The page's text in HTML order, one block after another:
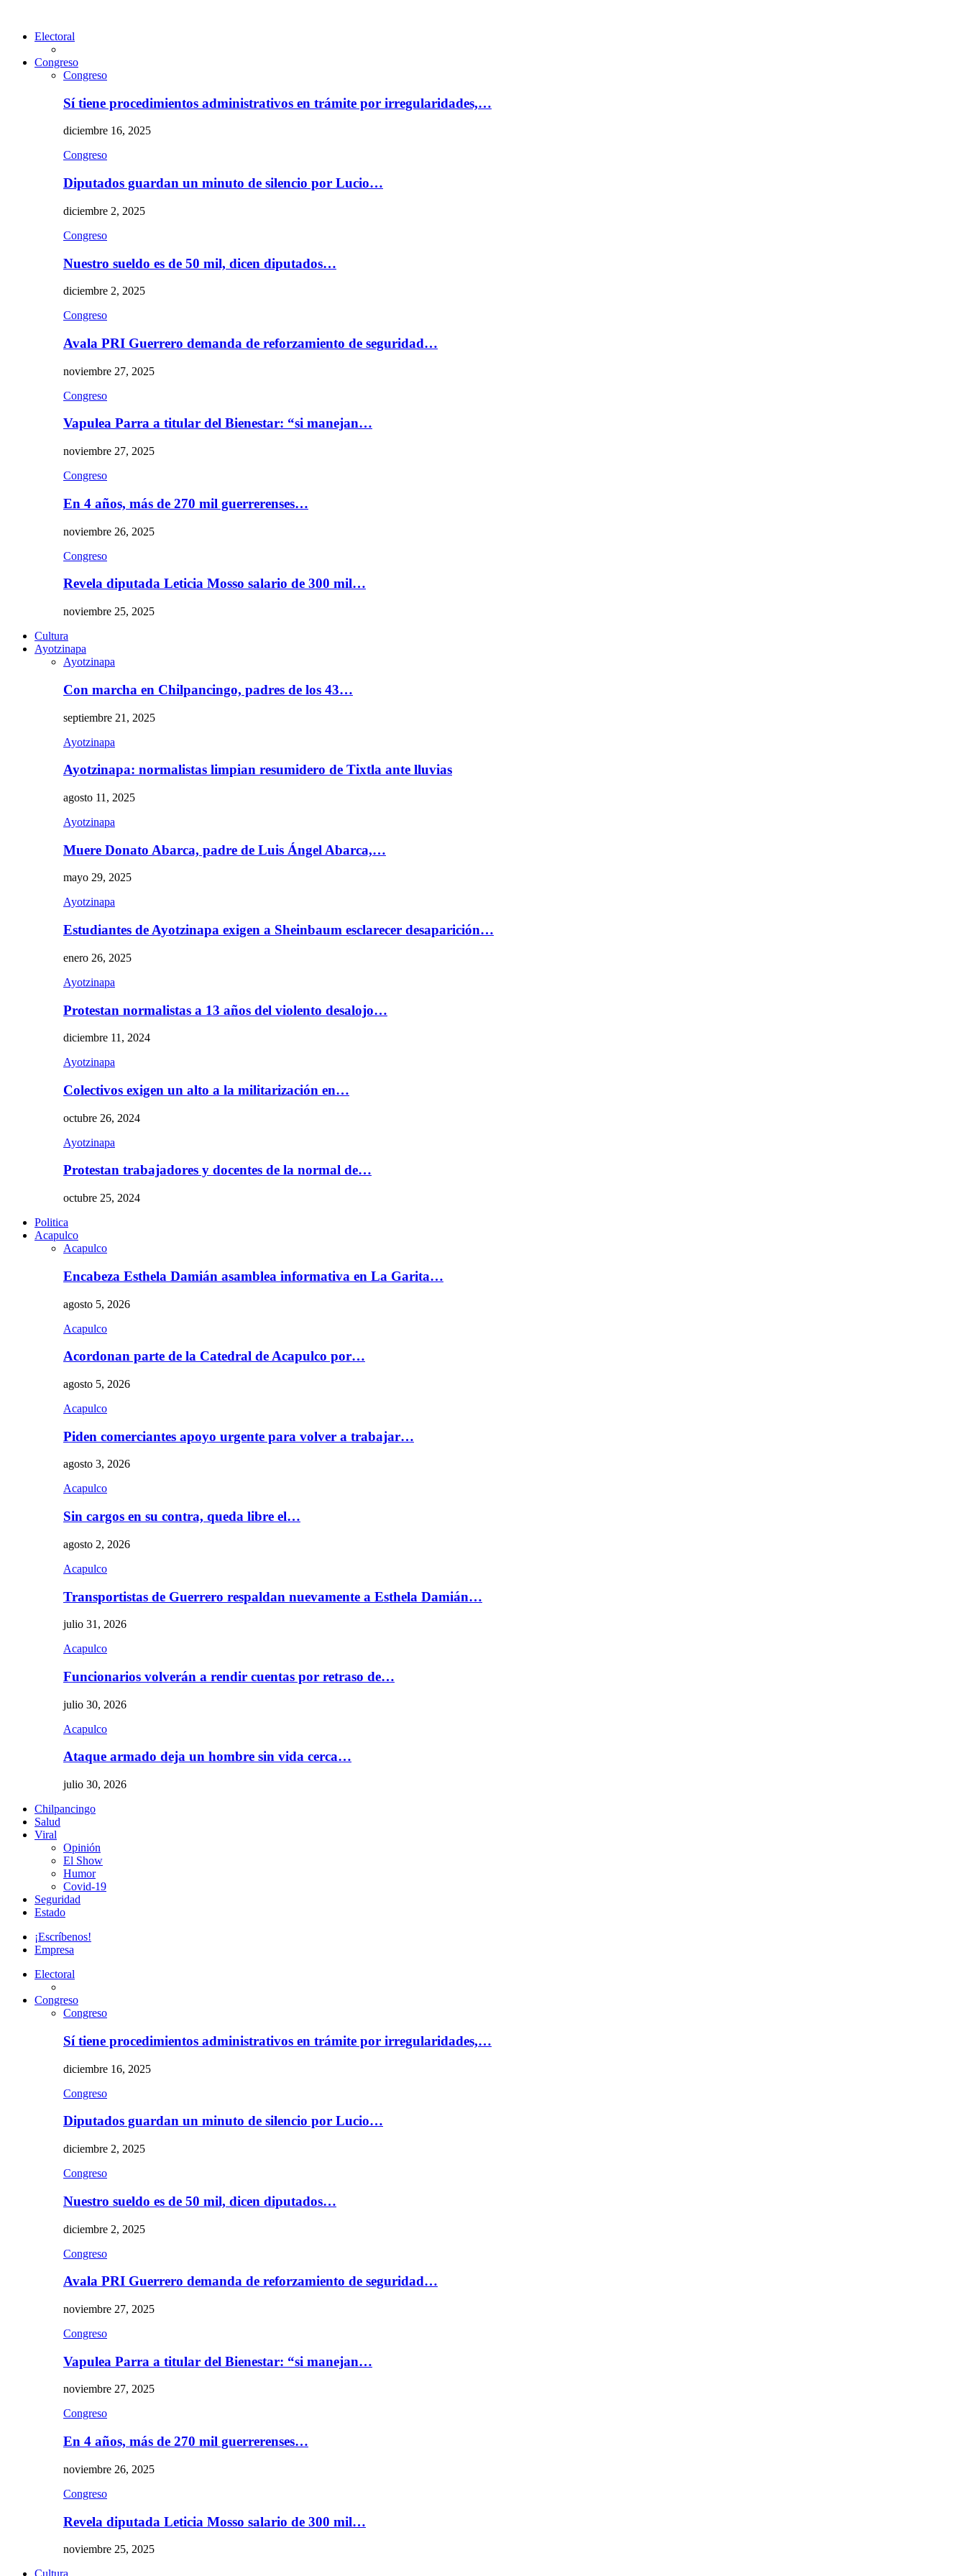
Electoral
Congreso
Congreso
Sí tiene procedimientos administrativos en trámite por irregularidades,…
diciembre 16, 2025
Congreso
Diputados guardan un minuto de silencio por Lucio…
diciembre 2, 2025
Congreso
Nuestro sueldo es de 50 mil, dicen diputados…
diciembre 2, 2025
Congreso
Avala PRI Guerrero demanda de reforzamiento de seguridad…
noviembre 27, 2025
Congreso
Vapulea Parra a titular del Bienestar: “si manejan…
noviembre 27, 2025
Congreso
En 4 años, más de 270 mil guerrerenses…
noviembre 26, 2025
Congreso
Revela diputada Leticia Mosso salario de 300 mil…
noviembre 25, 2025
Cultura
Ayotzinapa
Ayotzinapa
Con marcha en Chilpancingo, padres de los 43…
septiembre 21, 2025
Ayotzinapa
Ayotzinapa: normalistas limpian resumidero de Tixtla ante lluvias
agosto 11, 2025
Ayotzinapa
Muere Donato Abarca, padre de Luis Ángel Abarca,…
mayo 29, 2025
Ayotzinapa
Estudiantes de Ayotzinapa exigen a Sheinbaum esclarecer desaparición…
enero 26, 2025
Ayotzinapa
Protestan normalistas a 13 años del violento desalojo…
diciembre 11, 2024
Ayotzinapa
Colectivos exigen un alto a la militarización en…
octubre 26, 2024
Ayotzinapa
Protestan trabajadores y docentes de la normal de…
octubre 25, 2024
Politica
Acapulco
Acapulco
Encabeza Esthela Damián asamblea informativa en La Garita…
agosto 5, 2026
Acapulco
Acordonan parte de la Catedral de Acapulco por…
agosto 5, 2026
Acapulco
Piden comerciantes apoyo urgente para volver a trabajar…
agosto 3, 2026
Acapulco
Sin cargos en su contra, queda libre el…
agosto 2, 2026
Acapulco
Transportistas de Guerrero respaldan nuevamente a Esthela Damián…
julio 31, 2026
Acapulco
Funcionarios volverán a rendir cuentas por retraso de…
julio 30, 2026
Acapulco
Ataque armado deja un hombre sin vida cerca…
julio 30, 2026
Chilpancingo
Salud
Viral
Opinión
El Show
Humor
Covid-19
Seguridad
Estado
¡Escríbenos!
Empresa
Electoral
Congreso
Congreso
Sí tiene procedimientos administrativos en trámite por irregularidades,…
diciembre 16, 2025
Congreso
Diputados guardan un minuto de silencio por Lucio…
diciembre 2, 2025
Congreso
Nuestro sueldo es de 50 mil, dicen diputados…
diciembre 2, 2025
Congreso
Avala PRI Guerrero demanda de reforzamiento de seguridad…
noviembre 27, 2025
Congreso
Vapulea Parra a titular del Bienestar: “si manejan…
noviembre 27, 2025
Congreso
En 4 años, más de 270 mil guerrerenses…
noviembre 26, 2025
Congreso
Revela diputada Leticia Mosso salario de 300 mil…
noviembre 25, 2025